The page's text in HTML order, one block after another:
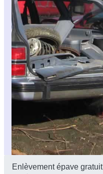
Enlèvement épave gratuit